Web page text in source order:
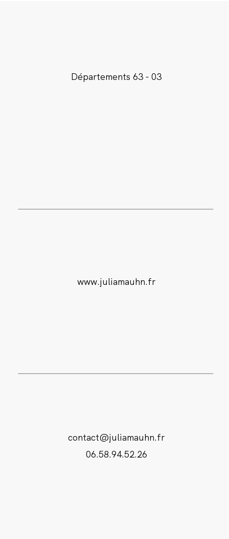
www.juliamauhn.fr
contact@juliamauhn.fr
06.58.94.52.26
Départements 63 - 03